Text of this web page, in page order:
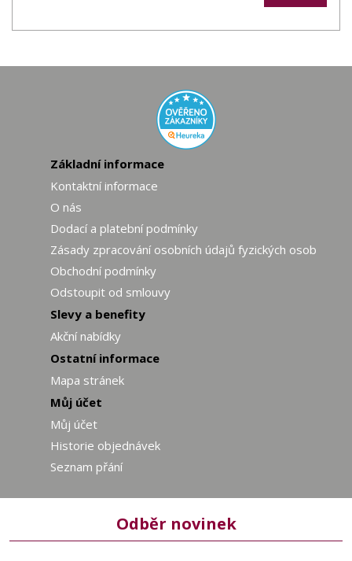
Základní informace
Kontaktní informace
O nás
Dodací a platební podmínky
Zásady zpracování osobních údajů fyzických osob
Obchodní podmínky
Odstoupit od smlouvy
Slevy a benefity
Akční nabídky
Ostatní informace
Mapa stránek
Můj účet
Můj účet
Historie objednávek
Seznam přání
Odběr novinek